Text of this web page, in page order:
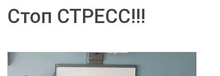
Стоп СТРЕСС!!!